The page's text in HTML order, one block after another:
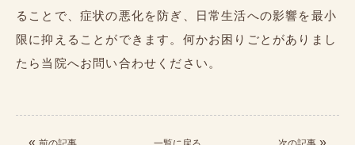
ることで、症状の悪化を防ぎ、日常生活への影響を最小
限に抑えることができます。何かお困りごとがありまし
たら当院へお問い合わせください。
« »